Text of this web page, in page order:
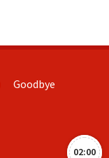
02:00
Goodbye